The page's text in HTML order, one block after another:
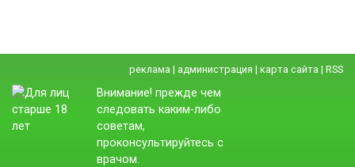
реклама | администрация | карта сайта | RSS
Внимание! прежде чем
следовать каким-либо
советам,
проконсультируйтесь с
врачом.